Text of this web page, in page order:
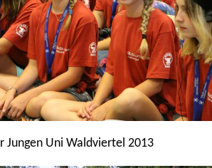
Jungen Uni Waldviertel 2013